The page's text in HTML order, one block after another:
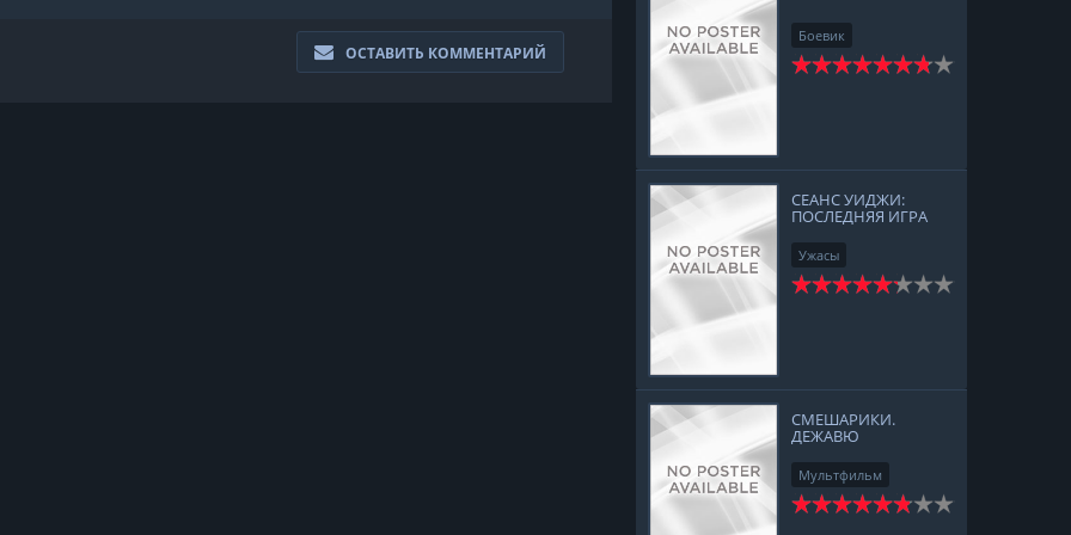
ОСТАВИТЬ КОММЕНТАРИЙ
Боевик
Приключения
СЕАНС УИДЖИ:
ПОСЛЕДНЯЯ ИГРА
Ужасы
СМЕШАРИКИ.
ДЕЖАВЮ
Мультфильм
Комедия